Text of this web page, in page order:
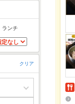
ランチ
クリア